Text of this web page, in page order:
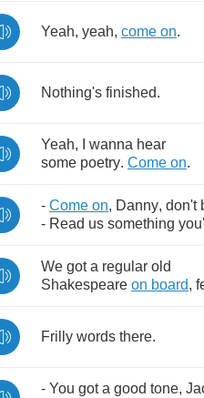
Yeah, yeah, come on.
Nothing's finished.
Yeah, wanna hear
some poetry. Come on.
- Come on, Danny, don't
- Read us something
We got a regular old
Shakespeare on board,
Frilly words there.
- You got a good tone,